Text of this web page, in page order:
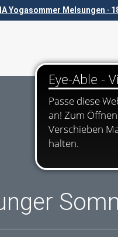
Yogasommer Melsungen ·